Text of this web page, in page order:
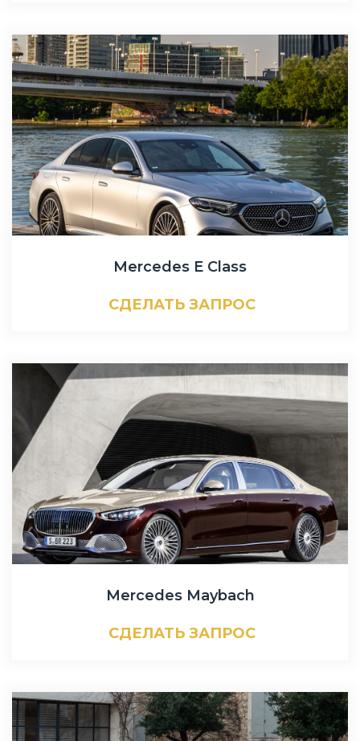
Mercedes E Class
СДЕЛАТЬ ЗАПРОС
Mercedes Maybach
СДЕЛАТЬ ЗАПРОС